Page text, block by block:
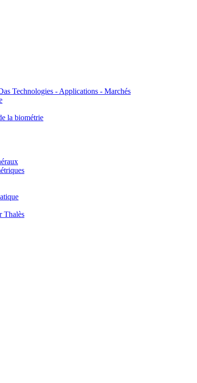
Technologies - Applications - Marchés
la biométrie
Thalès